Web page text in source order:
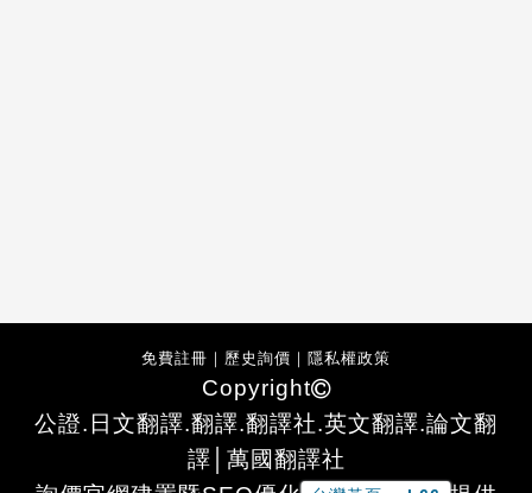
免費註冊 ｜ 歷史詢價 ｜ 隱私權政策
Copyright
公證.日文翻譯.翻譯.翻譯社.英文翻譯.論文翻
譯│萬國翻譯社